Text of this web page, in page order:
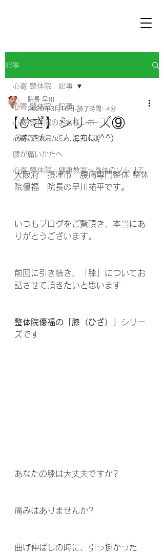
記事
心寄 整体院 記事
心寄 整体院のお客様レポート
心寄 整体院から お知らせ
腰が痛いかたへ
心寄 整体院 健康教室～身体のソムリエ
～
心寄 整体院 記事
【ひざ】シリーズ⑨
院長 早川
2020年3月16日 読了時間: 4分
みなさん　こんにちは(^^)
大阪府　摂津市　腰痛専門整体 整体
院優福　院長の早川祐平です。
いつもブログをご覧頂き、本当にあ
りがとうございます。
前回に引き続き、「膝」についてお
話させて頂きたいと思います
整体院優福の「膝（ひざ）」
シリー
ズです
あなたの膝は大丈夫ですか?
痛みはありませんか?
曲げ伸ばしの時に、引っ掛かった